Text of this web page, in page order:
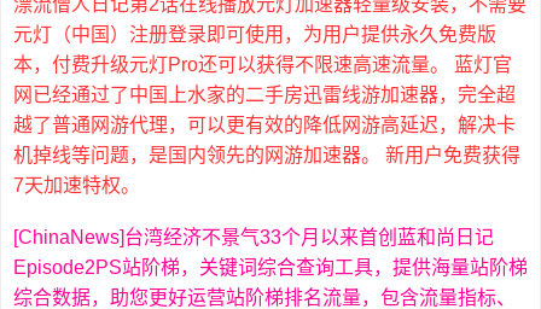
漂流僧人日记第2话在线播放元灯加速器轻量级安装，不需要
元灯（中国）注册登录即可使用，为用户提供永久免费版
本，付费升级元灯Pro还可以获得不限速高速流量。 蓝灯官
网已经通过了中国上水家的二手房迅雷线游加速器，完全超
越了普通网游代理，可以更有效的降低网游高延迟，解决卡
机掉线等问题，是国内领先的网游加速器。 新用户免费获得
7天加速特权。
[ChinaNews]台湾经济不景气33个月以来首创蓝和尚日记
Episode2PS站阶梯，关键词综合查询工具，提供海量站阶梯
综合数据，助您更好运营站阶梯排名流量，包含流量指标、